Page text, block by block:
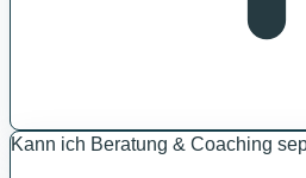
Kann ich Beratung & Coaching